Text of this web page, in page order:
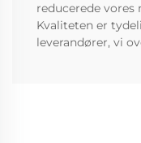
reducerede
Kvaliteten er
leverandører, vi